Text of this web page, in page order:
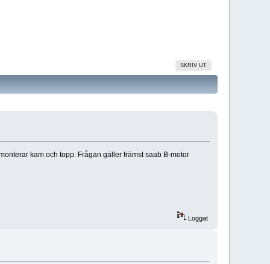
SKRIV UT
kam och topp. Frågan gäller främst saab B-motor
Loggat